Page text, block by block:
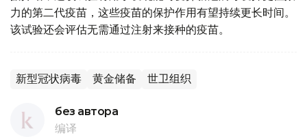
力的第二代疫苗，这些疫苗的保护作用有望持续更长时间。
该试验还会评估无需通过注射来接种的疫苗。
新型冠状病毒 黄金储备 世卫组织
без автора
编译